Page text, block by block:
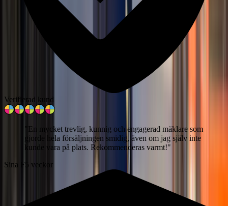
Verifierad kund
" En mycket trevlig, kunnig och engagerad mäklare som
gjorde hela försäljningen smidig, även om jag själv inte
kunde vara på plats. Rekommenderas varmt!"
Sina F 5 veckor